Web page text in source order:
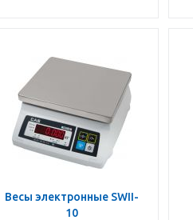
Весы электронные SWII-
10